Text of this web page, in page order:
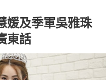
媛及季軍吳雅珠
東話